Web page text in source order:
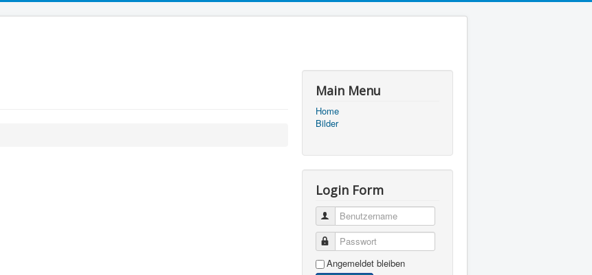
Main Menu
Home
Bilder
Login Form
Benutzername
Passwort
Angemeldet bleiben